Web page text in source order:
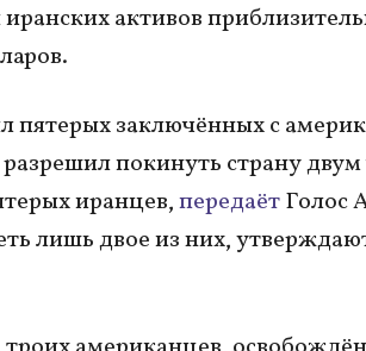
активов
пятерых заключённых с
покинуть страну
иранцев,передаётГолос
лишь двое из них,